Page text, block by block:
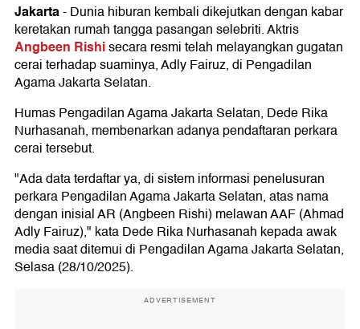
Jakarta-Dunia hiburan kembali dikejutkan dengan kabar
keretakan rumah tangga pasangan selebriti. Aktris
Angbeen Rishisecara resmi telah melayangkan gugatan
cerai terhadap suaminya, Adly Fairuz, di Pengadilan
Agama Jakarta Selatan.
Humas Pengadilan Agama Jakarta Selatan, Dede Rika
Nurhasanah, membenarkan adanya pendaftaran perkara
cerai tersebut.
"Ada data terdaftar ya, di sistem informasi penelusuran
perkara Pengadilan Agama Jakarta Selatan, atas nama
dengan inisial AR (Angbeen Rishi) melawan AAF (Ahmad
Adly Fairuz)," kata Dede Rika Nurhasanah kepada awak
media saat ditemui di Pengadilan Agama Jakarta Selatan,
Selasa (28/10/2025).
ADVERTISEMENT